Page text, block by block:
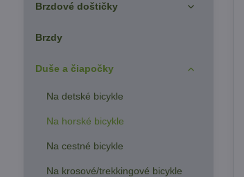
Brzdové doštičky
Brzdy
Duše a čiapočky
Na detské bicykle
Na horské bicykle
Na cestné bicykle
Na krosové/trekkingové bicykle